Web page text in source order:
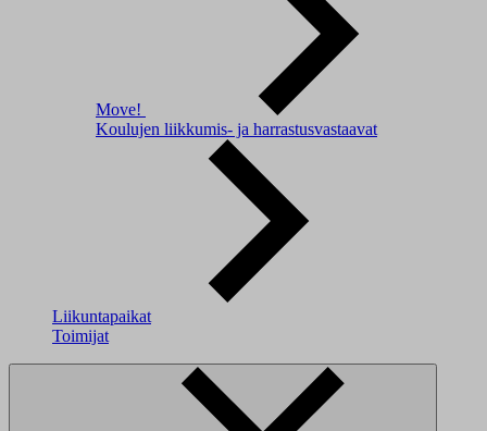
Move!
Koulujen liikkumis- ja harrastusvastaavat
Liikuntapaikat
Toimijat